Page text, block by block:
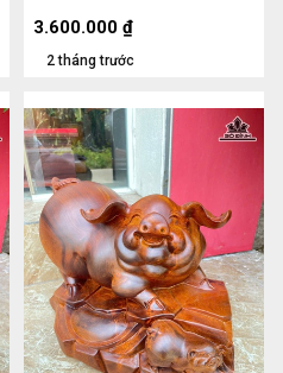
2 tháng trước
3.600.000 ₫